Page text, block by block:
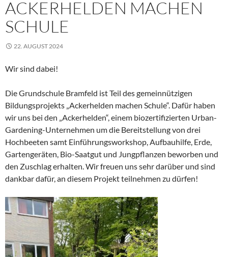
ACKERHELDEN MACHEN
SCHULE
22. AUGUST 2024
Wir sind dabei!
Die Grundschule Bramfeld ist Teil des gemeinnützigen
Bildungsprojekts „Ackerhelden machen Schule“. Dafür haben
wir uns bei den „Ackerhelden“, einem biozertifizierten Urban-
Gardening-Unternehmen um die Bereitstellung von drei
Hochbeeten samt Einführungsworkshop, Aufbauhilfe, Erde,
Gartengeräten, Bio-Saatgut und Jungpflanzen beworben und
den Zuschlag erhalten. Wir freuen uns sehr darüber und sind
dankbar dafür, an diesem Projekt teilnehmen zu dürfen!